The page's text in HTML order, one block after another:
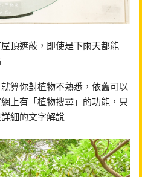
頂遮蔽，即使是下雨天都能
算你對植物不熟悉，依舊可以
上有「植物搜尋」的功能，只
細的文字解說